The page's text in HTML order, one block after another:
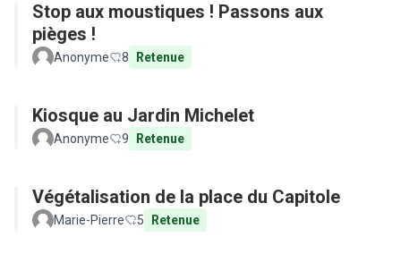
Stop aux moustiques ! Passons aux
pièges !
Anonyme 8 Retenue
Kiosque au Jardin Michelet
Anonyme 9 Retenue
Végétalisation de la place du Capitole
Marie-Pierre 5 Retenue